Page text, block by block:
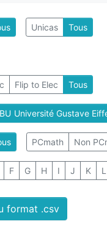
Unicas Tous
Flip to Elec Tous
Marne-la-Vallée - BU Université Gustave
PCmath Non
F G H I J K L
format .csv